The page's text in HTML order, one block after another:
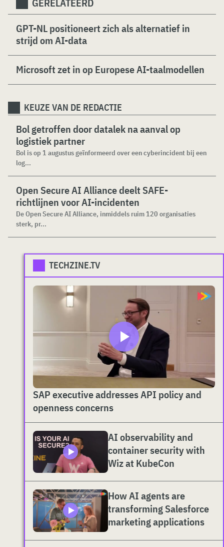
GERELATEERD
GPT-NL positioneert zich als alternatief in
strijd om AI-data
Microsoft zet in op Europese AI-taalmodellen
KEUZE VAN DE REDACTIE
Bol getroffen door datalek na aanval op
logistiek partner
Bol is op 1 augustus geïnformeerd over een cyberincident bij een
log...
Open Secure AI Alliance deelt SAFE-
richtlijnen voor AI-incidenten
De Open Secure AI Alliance, inmiddels ruim 120 organisaties
sterk, pr...
TECHZINE.TV
SAP executive addresses API policy and
openness concerns
AI observability and
container security with
Wiz at KubeCon
How AI agents are
transforming Salesforce
marketing applications